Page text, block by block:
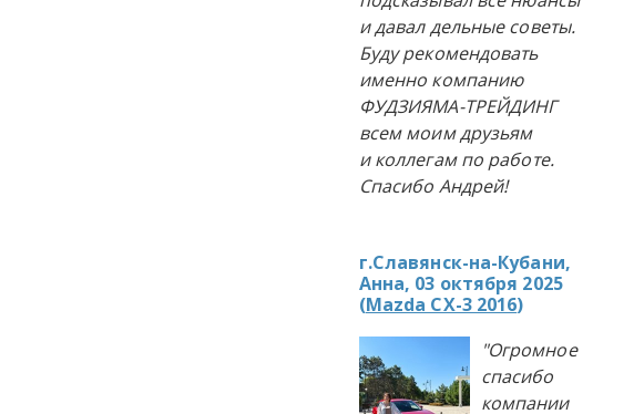
и давал дельные советы.
Буду рекомендовать
именно компанию
ФУДЗИЯМА-ТРЕЙДИНГ
всем моим друзьям
и коллегам по работе.
Спасибо Андрей!
г.Славянск-на-Кубани,
Анна, 03 октября 2025
(Mazda CX-3 2016)
"Огромное
спасибо
компании